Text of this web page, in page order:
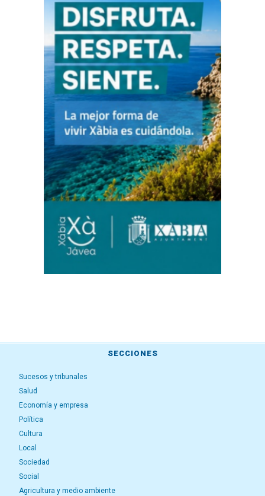
SECCIONES
Sucesos y tribunales
Salud
Economía y empresa
Política
Cultura
Local
Sociedad
Social
Agricultura y medio ambiente